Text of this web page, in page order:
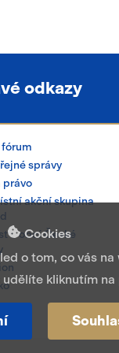
odkazy
správy
právo
akční skupina
a obcí České
Cookies
o tom, co vás
kliknutím na